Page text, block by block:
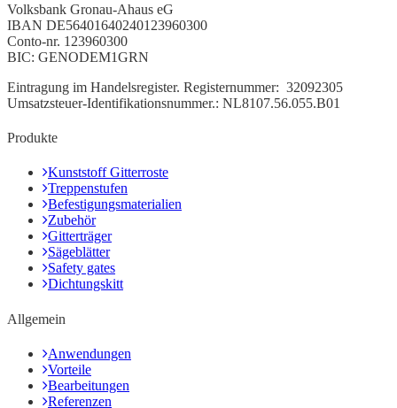
Volksbank Gronau-Ahaus eG
IBAN DE56401640240123960300
Conto-nr. 123960300
BIC: GENODEM1GRN
Eintragung im Handelsregister. Registernummer: 32092305
Umsatzsteuer-Identifikationsnummer.: NL8107.56.055.B01
Produkte
Kunststoff Gitterroste
Treppenstufen
Befestigungsmaterialien
Zubehör
Gitterträger
Sägeblätter
Safety gates
Dichtungskitt
Allgemein
Anwendungen
Vorteile
Bearbeitungen
Referenzen